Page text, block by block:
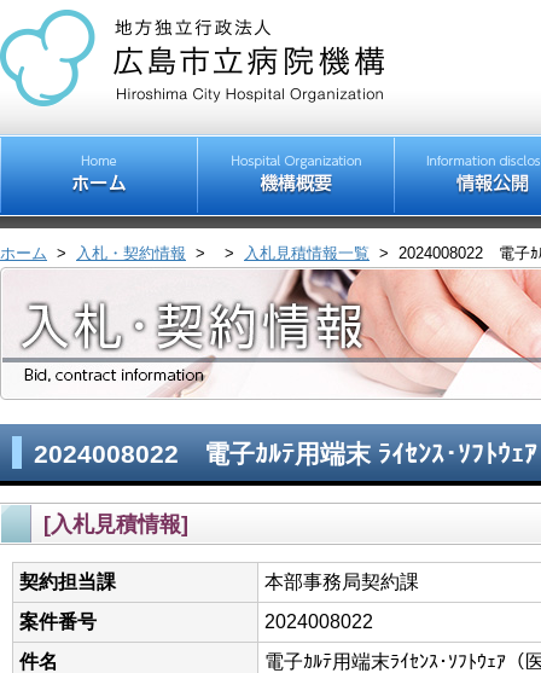
ホーム > 入札・契約情報 > > 入札見積情報一覧 > 2024008022 電子ｶ
2024008022 電子ｶﾙﾃ用端末 ﾗｲｾﾝｽ･ｿﾌﾄｳｪ
[入札見積情報]
契約担当課
本部事務局契約課
案件番号
2024008022
件名
電子ｶﾙﾃ用端末ﾗｲｾﾝｽ･ｿﾌﾄｳｪｱ（